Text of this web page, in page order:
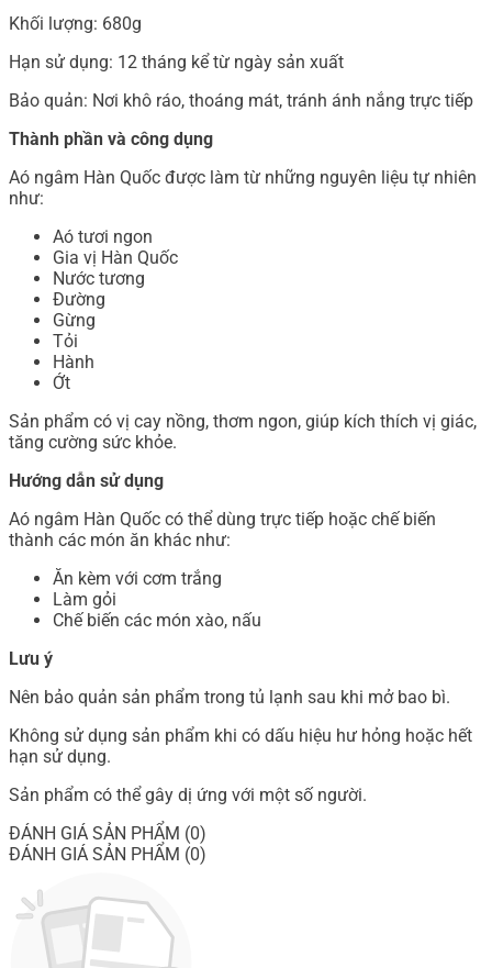
Khối lượng: 680g
Hạn sử dụng: 12 tháng kể từ ngày sản xuất
Bảo quản: Nơi khô ráo, thoáng mát, tránh ánh nắng trực tiếp
Thành phần và công dụng
Aó ngâm Hàn Quốc được làm từ những nguyên liệu tự nhiên
như:
Aó tươi ngon
Gia vị Hàn Quốc
Nước tương
Đường
Gừng
Tỏi
Hành
Ớt
Sản phẩm có vị cay nồng, thơm ngon, giúp kích thích vị giác,
tăng cường sức khỏe.
Hướng dẫn sử dụng
Aó ngâm Hàn Quốc có thể dùng trực tiếp hoặc chế biến
thành các món ăn khác như:
Ăn kèm với cơm trắng
Làm gỏi
Chế biến các món xào, nấu
Lưu ý
Nên bảo quản sản phẩm trong tủ lạnh sau khi mở bao bì.
Không sử dụng sản phẩm khi có dấu hiệu hư hỏng hoặc hết
hạn sử dụng.
Sản phẩm có thể gây dị ứng với một số người.
ĐÁNH GIÁ SẢN PHẨM (0)
ĐÁNH GIÁ SẢN PHẨM (0)